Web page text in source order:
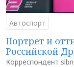
Автоспорт
Портрет и
Российской
Корреспондент